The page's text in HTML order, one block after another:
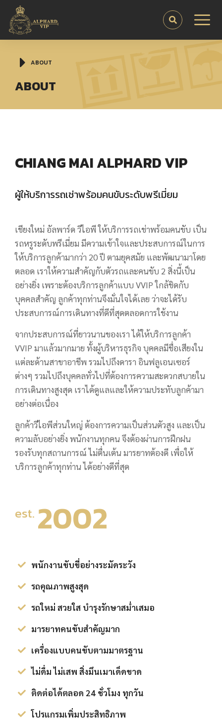
You are here:
ABOUT
ABOUT
CHIANG MAI ALPHARD VIP
ผู้ให้บริการรถเช่าพร้อมคนขับระดับพรีเมี่ยม
เชียงใหม่ อัลพาร์ด วีไอพี ให้บริการรถเช่าพร้อมคนขับ เป็น
รถหรูระดับพรีเมี่ยม มีความเข้าใจและประสบการณ์ในการ
ให้บริการลูกค้ามากว่า 20 ปี ตามยุคสมัย และพัฒนามาโดย
ตลอด เราให้ความสำคัญกับตัวรถและคนขับ 2 สิ่งนี้เป็น
อย่างยิ่ง เพราะต้องบริการลูกค้าแบบ VVIP ใกล้ชิดกับ
บุคคลสำคัญ ลูกค้าทุกท่านจึงมั่นใจได้เลย ว่าจะได้รับ
ประสบการณ์การเดินทางที่ดีที่สุดตลอดการใช้งาน
จากประสบการณ์ที่ยาวนานของเรา ได้ให้บริการลูกค้า
VVIP มาแล้วมากมาย ทั้งผู้บริหารธุรกิจ บุคคลมีชื่อเสียงใน
แต่ละด้านสาขาอาชีพ รวมไปถึงดารา อินฟลูเอนเซอร์
ต่างๆ รวมไปถึงบุคคลทั่วไปที่ต้องการความสะดวกสบายใน
การเดินทางสูงสุด เราได้ดูแลและให้ความประทับลูกค้ามา
อย่างต่อเนื่อง
ลูกค้าวีไอพีส่วนใหญ่ ต้องการความเป็นส่วนตัวสูง และเป็น
ความลับอย่างยิ่ง พนักงานทุกคน จึงต้องผ่านการฝึกฝน
รองรับทุกสถานการณ์ ไม่ตื่นเต้น มารยาทต้องดี เพื่อให้
บริการลูกค้าทุกท่าน ได้อย่างดีที่สุด
est. 2002
พนักงานขับขี่อย่างระมัดระวัง
รถคุณภาพสูงสุด
รถใหม่ สวยใส บำรุงรักษาสม่ำเสมอ
มารยาทคนขับสำคัญมาก
เครื่องแบบคนขับตามมาตรฐาน
ไม่ดื่ม ไม่เสพ สิ่งมึนเมาเด็ดขาด
ติดต่อได้ตลอด 24 ชั่วโมง ทุกวัน
โปรแกรมเพิ่มประสิทธิภาพ